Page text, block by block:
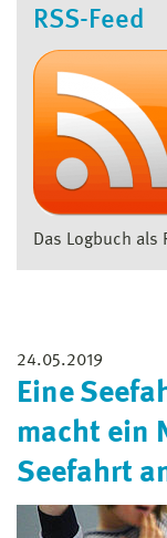
RSS-Feed
Das Logbuch als
24.05.2019
Eine
macht ein
Seefahrt